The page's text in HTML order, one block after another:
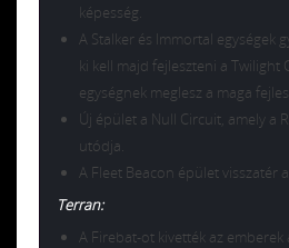
képesség.
A Stalker és Immortal egységek
ki kell majd fejleszteni a Twilight
egységnek meglesz a maga
Új épület a Null Circuit, amely a
utódja.
A Fleet Beacon épület visszatér
Terran:
A Firebat-ot kivették az emberek